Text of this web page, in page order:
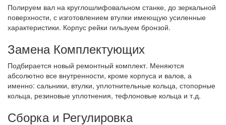
Полируем вал на круглошлифовальном станке, до зеркальной
поверхности, с изготовлением втулки имеющую усиленные
характеристики. Корпус рейки гильзуем бронзой.
Замена Комплектующих
Подбирается новый ремонтный комплект. Меняются
абсолютно все внутренности, кроме корпуса и валов, а
именно: сальники, втулки, уплотнительные кольца, стопорные
кольца, резиновые уплотнения, тефлоновые кольца и т.д.
Сборка и Регулировка